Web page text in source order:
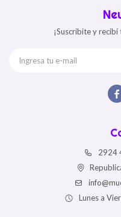
2924
Lunes a
¡Suscribite y
